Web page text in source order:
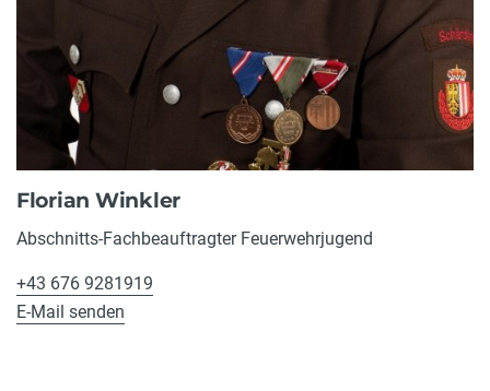
Florian Winkler
Abschnitts-Fachbeauftragter Feuerwehrjugend
+43 676 9281919
E-Mail senden